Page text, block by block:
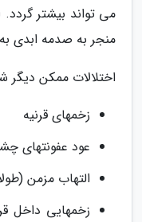
می تواند بیشتر
منجر به صدمه ابدی
اختلالات ممکن دیگر
زخمهای قرنیه
عود عفونتهای
التهاب مزمن
زخمهایی داخل